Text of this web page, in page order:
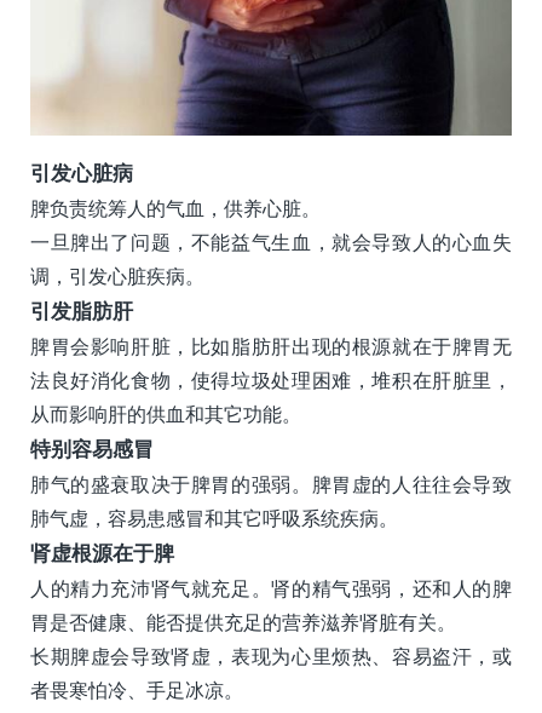
引发心脏病
脾负责统筹人的气血，供养心脏。
一旦脾出了问题，不能益气生血，就会导致人的心血失
调，引发心脏疾病。
引发脂肪肝
脾胃会影响肝脏，比如脂肪肝出现的根源就在于脾胃无
法良好消化食物，使得垃圾处理困难，堆积在肝脏里，
从而影响肝的供血和其它功能。
特别容易感冒
肺气的盛衰取决于脾胃的强弱。脾胃虚的人往往会导致
肺气虚，容易患感冒和其它呼吸系统疾病。
肾虚根源在于脾
人的精力充沛肾气就充足。肾的精气强弱，还和人的脾
胃是否健康、能否提供充足的营养滋养肾脏有关。
长期脾虚会导致肾虚，表现为心里烦热、容易盗汗，或
者畏寒怕冷、手足冰凉。